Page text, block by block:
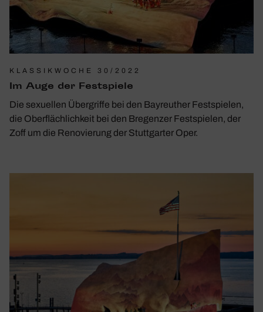
KLASSIKWOCHE 30/2022
Im Auge der Fest­spiele
Die sexuellen Übergriffe bei den Bayreuther Festspielen,
die Oberflächlichkeit bei den Bregenzer Festspielen, der
Zoff um die Renovierung der Stuttgarter Oper.